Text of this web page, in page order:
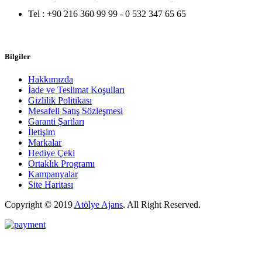
Tel : +90 216 360 99 99 - 0 532 347 65 65
Bilgiler
Hakkımızda
İade ve Teslimat Koşulları
Gizlilik Politikası
Mesafeli Satış Sözleşmesi
Garanti Şartları
İletişim
Markalar
Hediye Çeki
Ortaklık Programı
Kampanyalar
Site Haritası
Copyright © 2019Atölye Ajans. All Right Reserved.